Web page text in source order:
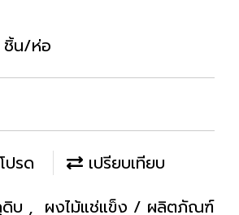
ชิ้น/ห่อ
ปรด
เปรียบเทียบ
บ , ผงไม้แช่แข็ง / ผลิตภัณฑ์